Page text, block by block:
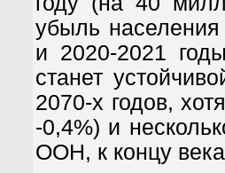
убыль
и 2020-2021
станет
2070-х годов,
-0,4%) и
ООН, к концу